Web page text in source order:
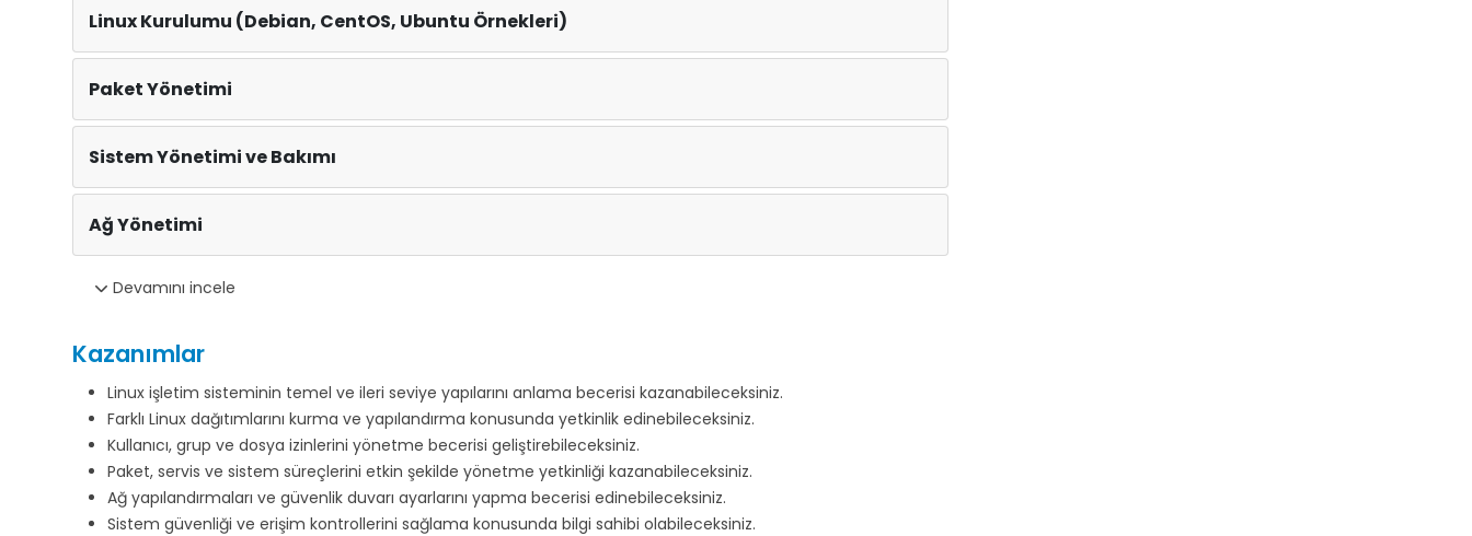
Linux Kurulumu (Debian, CentOS, Ubuntu Örnekleri)
Paket Yönetimi
Sistem Yönetimi ve Bakımı
Ağ Yönetimi
Devamını incele
Kazanımlar
Linux işletim sisteminin temel ve ileri seviye yapılarını anlama becerisi kazanabileceksiniz.
Farklı Linux dağıtımlarını kurma ve yapılandırma konusunda yetkinlik edinebileceksiniz.
Kullanıcı, grup ve dosya izinlerini yönetme becerisi geliştirebileceksiniz.
Paket, servis ve sistem süreçlerini etkin şekilde yönetme yetkinliği kazanabileceksiniz.
Ağ yapılandırmaları ve güvenlik duvarı ayarlarını yapma becerisi edinebileceksiniz.
Sistem güvenliği ve erişim kontrollerini sağlama konusunda bilgi sahibi olabileceksiniz.